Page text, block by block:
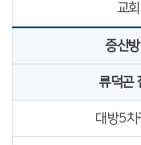
교회
증산
류덕곤
대방5차